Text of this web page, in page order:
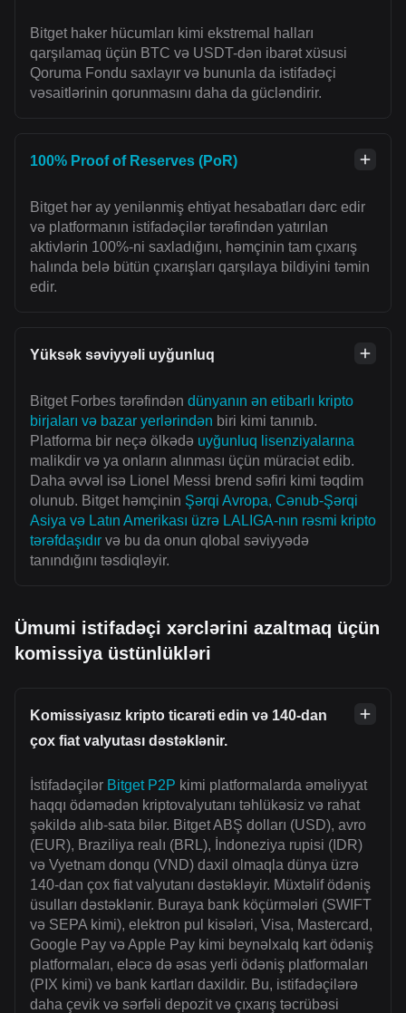
Bitget haker hücumları kimi ekstremal halları
qarşılamaq üçün BTC və USDT-dən ibarət xüsusi
Qoruma Fondu saxlayır və bununla da istifadəçi
vəsaitlərinin qorunmasını daha da gücləndirir.
100% Proof of Reserves (PoR)
Bitget hər ay yenilənmiş ehtiyat hesabatları dərc edir
və platformanın istifadəçilər tərəfindən yatırılan
aktivlərin 100%-ni saxladığını, həmçinin tam çıxarış
halında belə bütün çıxarışları qarşılaya bildiyini təmin
edir.
Yüksək səviyyəli uyğunluq
Bitget Forbes tərəfindən dünyanın ən etibarlı kripto
birjaları və bazar yerlərindən biri kimi tanınıb.
Platforma bir neçə ölkədə uyğunluq lisenziyalarına
malikdir və ya onların alınması üçün müraciət edib.
Daha əvvəl isə Lionel Messi brend səfiri kimi təqdim
olunub. Bitget həmçinin Şərqi Avropa, Cənub-Şərqi
Asiya və Latın Amerikası üzrə LALIGA-nın rəsmi kripto
tərəfdaşıdır və bu da onun qlobal səviyyədə
tanındığını təsdiqləyir.
Ümumi istifadəçi xərclərini azaltmaq üçün
komissiya üstünlükləri
Komissiyasız kripto ticarəti edin və 140-dan
çox fiat valyutası dəstəklənir.
İstifadəçilər Bitget P2P kimi platformalarda əməliyyat
haqqı ödəmədən kriptovalyutanı təhlükəsiz və rahat
şəkildə alıb-sata bilər. Bitget ABŞ dolları (USD), avro
(EUR), Braziliya realı (BRL), İndoneziya rupisi (IDR)
və Vyetnam donqu (VND) daxil olmaqla dünya üzrə
140-dan çox fiat valyutanı dəstəkləyir. Müxtəlif ödəniş
üsulları dəstəklənir. Buraya bank köçürmələri (SWIFT
və SEPA kimi), elektron pul kisələri, Visa, Mastercard,
Google Pay və Apple Pay kimi beynəlxalq kart ödəniş
platformaları, eləcə də əsas yerli ödəniş platformaları
(PIX kimi) və bank kartları daxildir. Bu, istifadəçilərə
daha çevik və sərfəli depozit və çıxarış təcrübəsi